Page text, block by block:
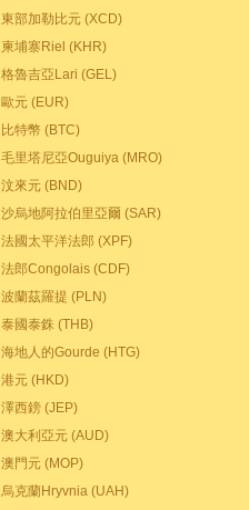
東部加勒比元 (XCD)
柬埔寨Riel (KHR)
格魯吉亞Lari (GEL)
歐元 (EUR)
比特幣 (BTC)
毛里塔尼亞Ouguiya (MRO)
汶來元 (BND)
沙烏地阿拉伯里亞爾 (SAR)
法國太平洋法郎 (XPF)
法郎Congolais (CDF)
波蘭茲羅提 (PLN)
泰國泰銖 (THB)
海地人的Gourde (HTG)
港元 (HKD)
澤西鎊 (JEP)
澳大利亞元 (AUD)
澳門元 (MOP)
烏克蘭Hryvnia (UAH)